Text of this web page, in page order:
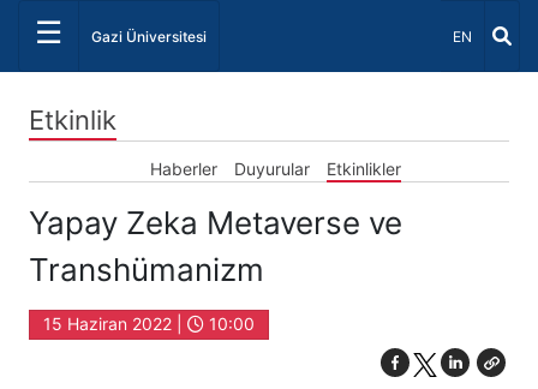
☰ Gazi Üniversitesi Dil Seçiniz
EN
Etkinlik
Haberler Duyurular Etkinlikler
Yapay Zeka Metaverse ve
Transhümanizm
15 Haziran 2022 | 10:00